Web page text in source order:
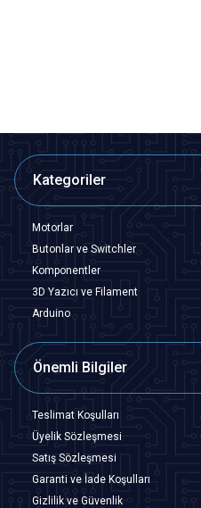
Kategoriler
Motorlar
Butonlar ve Switchler
Komponentler
3D Yazıcı ve Filament
Arduino
Önemli Bilgiler
Teslimat Koşulları
Üyelik Sözleşmesi
Satış Sözleşmesi
Garanti ve İade Koşulları
Gizlilik ve Güvenlik